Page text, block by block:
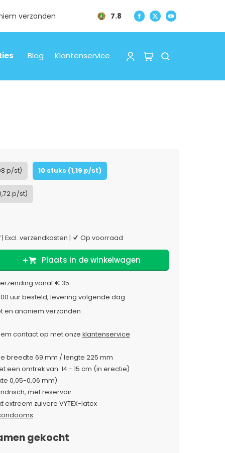
verzonden 7.8
Blog Klantenservice
p/st) 10 stuks (1,19 p/st)
p/st)
| Excl. verzendkosten | Op voorraad
Plaats in de winkelwagen
vanaf € 35
uur besteld, levering volgende dag
en anoniem verzonden
contact op met onze klantenservice
breedte 69 mm / lengte 225 mm
een omtrek van 14 - 15 cm (in erectie)
0,05-0,06 mm)
met reservoir
extreem zuivere VYTEX-latex
gekocht